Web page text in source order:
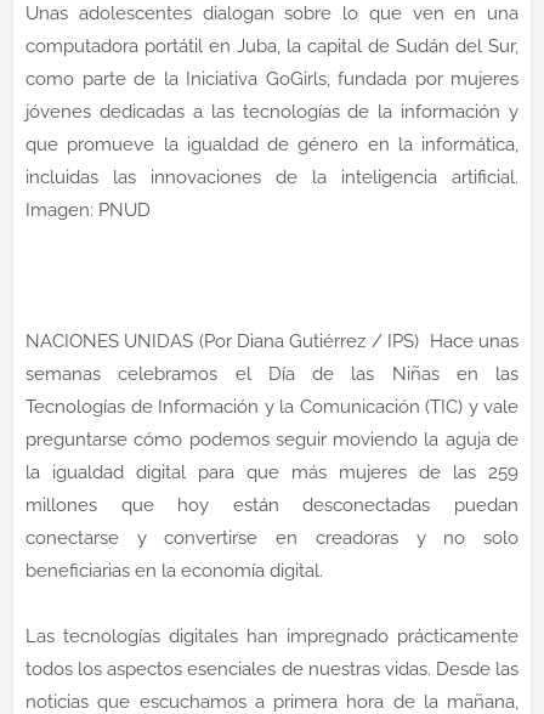
Unas adolescentes dialogan sobre lo que ven en una
computadora portátil en Juba, la capital de Sudán del Sur,
como parte de la Iniciativa GoGirls, fundada por mujeres
jóvenes dedicadas a las tecnologías de la información y
que promueve la igualdad de género en la informática,
incluidas las innovaciones de la inteligencia artificial.
Imagen: PNUD
NACIONES UNIDAS (Por Diana Gutiérrez / IPS) Hace unas
semanas celebramos el Día de las Niñas en las
Tecnologías de Información y la Comunicación (TIC) y vale
preguntarse cómo podemos seguir moviendo la aguja de
la igualdad digital para que más mujeres de las 259
millones que hoy están desconectadas puedan
conectarse y convertirse en creadoras y no solo
beneficiarias en la economía digital.
Las tecnologías digitales han impregnado prácticamente
todos los aspectos esenciales de nuestras vidas. Desde las
noticias que escuchamos a primera hora de la mañana,